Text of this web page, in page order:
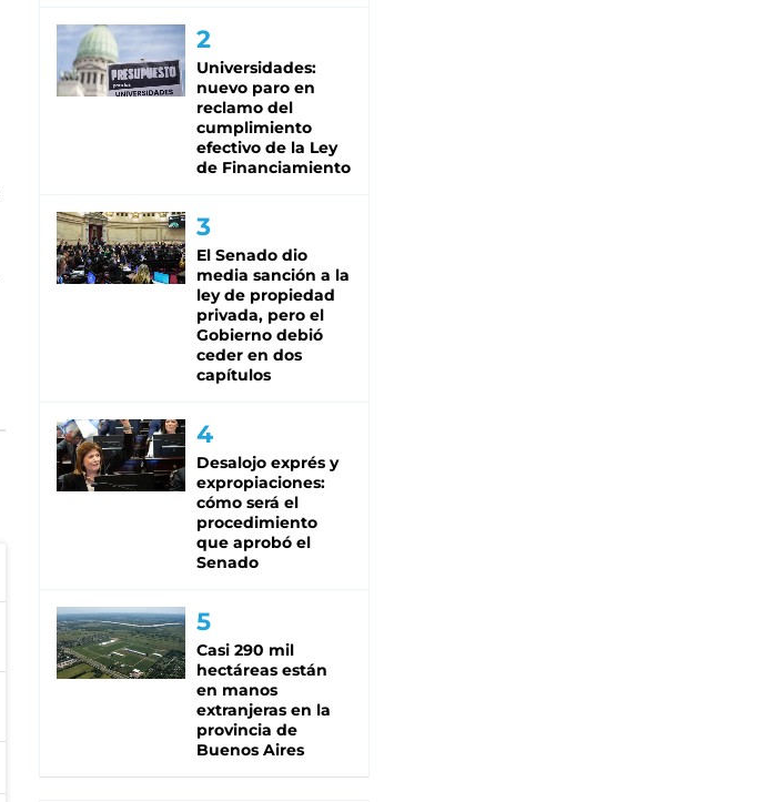
Universidades:
nuevo paro en
reclamo del
cumplimiento
efectivo de la Ley
de Financiamiento
El Senado dio
media sanción a la
ley de propiedad
privada, pero el
Gobierno debió
ceder en dos
capítulos
Desalojo exprés y
expropiaciones:
cómo será el
procedimiento
que aprobó el
Senado
Casi 290 mil
hectáreas están
en manos
extranjeras en la
provincia de
Buenos Aires